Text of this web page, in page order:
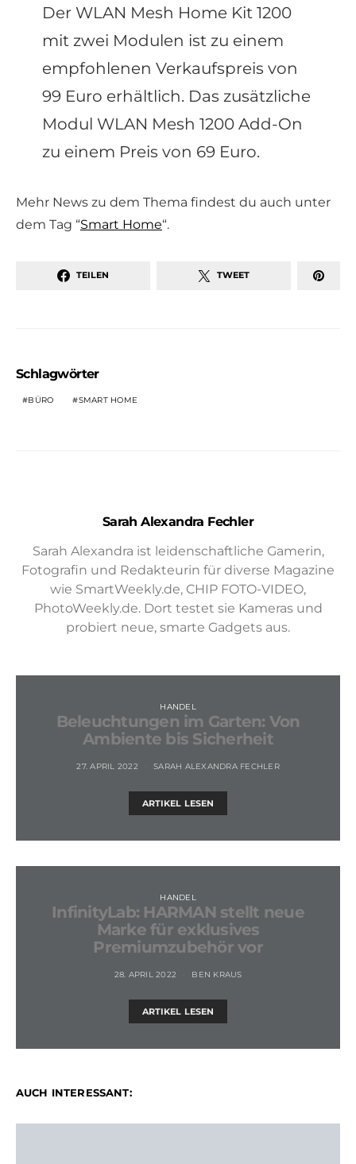
Der WLAN Mesh Home Kit 1200
mit zwei Modulen ist zu einem
empfohlenen Verkaufspreis von
99 Euro erhältlich. Das zusätzliche
Modul WLAN Mesh 1200 Add-On
zu einem Preis von 69 Euro.
Mehr News zu dem Thema findest du auch unter
dem Tag “Smart Home“.
TEILEN TWEET
Schlagwörter
BÜRO SMART HOME
Sarah Alexandra Fechler
Sarah Alexandra ist leidenschaftliche Gamerin,
Fotografin und Redakteurin für diverse Magazine
wie SmartWeekly.de, CHIP FOTO-VIDEO,
PhotoWeekly.de. Dort testet sie Kameras und
probiert neue, smarte Gadgets aus.
HANDEL
Beleuchtungen im Garten: Von
Ambiente bis Sicherheit
27. APRIL 2022 SARAH ALEXANDRA FECHLER
ARTIKEL LESEN
HANDEL
InfinityLab: HARMAN stellt neue
Marke für exklusives
Premiumzubehör vor
28. APRIL 2022 BEN KRAUS
ARTIKEL LESEN
AUCH INTERESSANT: